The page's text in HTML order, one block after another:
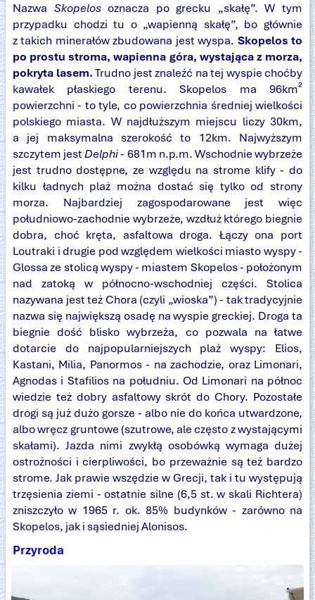
Nazwa Skopelosoznacza po grecku „skałę”. W tym
przypadku chodzi tu o „wapienną skałę”, bo głównie
z takich minerałów zbudowana jest wyspa. Skopelos to
po prostu stroma, wapienna góra, wystająca z morza,
pokryta lasem.Trudno jest znaleźć na tej wyspie choćby
kawałek płaskiego terenu. Skopelos ma 96km²
powierzchni - to tyle, co powierzchnia średniej wielkości
polskiego miasta. W najdłuższym miejscu liczy 30km,
a jej maksymalna szerokość to 12km. Najwyższym
szczytem jestDelphi- 681m n.p.m. Wschodnie wybrzeże
jest trudno dostępne, ze względu na strome klify - do
kilku ładnych plaż można dostać się tylko od strony
morza. Najbardziej zagospodarowane jest więc
południowo-zachodnie wybrzeże, wzdłuż którego biegnie
dobra, choć kręta, asfaltowa droga. Łączy ona port
Loutraki i drugie pod względem wielkości miasto wyspy -
Glossa ze stolicą wyspy - miastem Skopelos - położonym
nad zatoką w północno-wschodniej części. Stolica
nazywana jest też Chora (czyli „wioska”) - tak tradycyjnie
nazwa się największą osadę na wyspie greckiej. Droga ta
biegnie dość blisko wybrzeża, co pozwala na łatwe
dotarcie do najpopularniejszych plaż wyspy: Elios,
Kastani, Milia, Panormos - na zachodzie, oraz Limonari,
Agnodas i Stafilios na południu. Od Limonari na północ
wiedzie też dobry asfaltowy skrót do Chory. Pozostałe
drogi są już dużo gorsze - albo nie do końca utwardzone,
albo wręcz gruntowe (szutrowe, ale często z wystającymi
skałami). Jazda nimi zwykłą osobówką wymaga dużej
ostrożności i cierpliwości, bo przeważnie są też bardzo
strome. Jak prawie wszędzie w Grecji, tak i tu występują
trzęsienia ziemi - ostatnie silne (6,5 st. w skali Richtera)
zniszczyło w 1965 r. ok. 85% budynków - zarówno na
Skopelos, jak i sąsiedniej Alonisos.
Przyroda